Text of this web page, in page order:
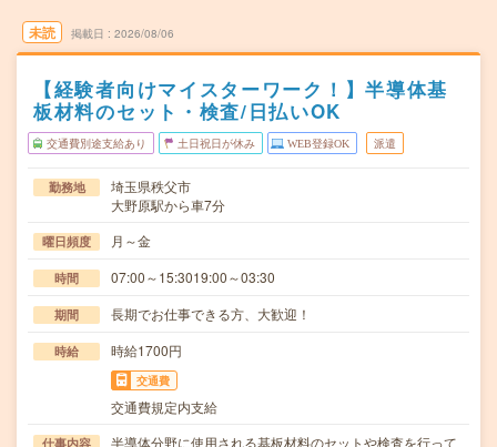
未読 掲載日 2026/08/06
【経験者向けマイスターワーク！】半導体基
板材料のセット・検査/日払いOK
交通費別途支給あり 土日祝日が休み WEB登録OK 派遣
勤務地
埼玉県秩父市
大野原駅から車7分
曜日頻度 月～金
時間 07:00～15:3019:00～03:30
期間 長期でお仕事できる方、大歓迎！
時給 時給1700円
交通費
交通費規定内支給
仕事内容
半導体分野に使用される基板材料のセットや検査を行って